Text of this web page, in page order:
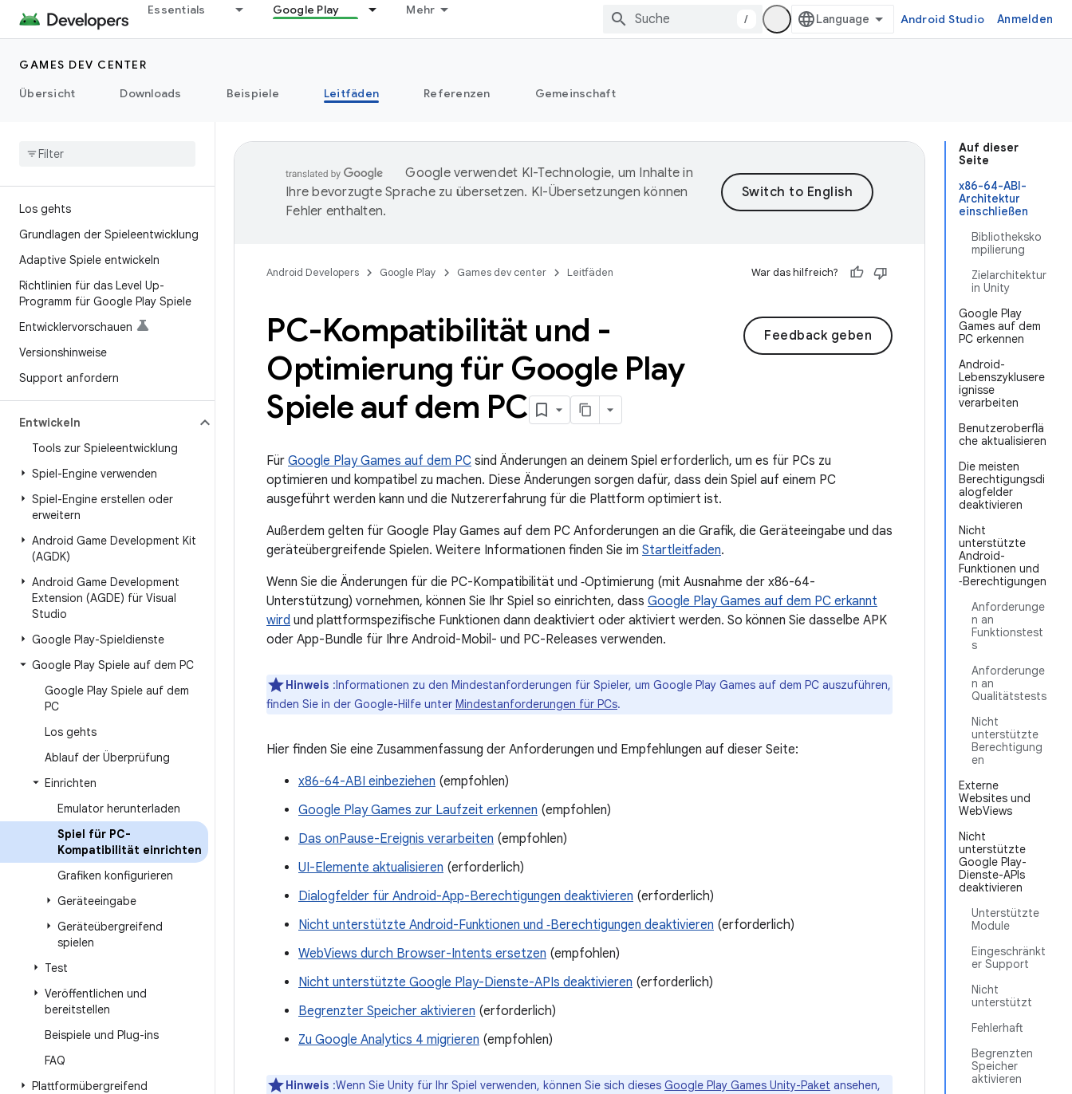
Essentials Google Play Mehr
/ Android Studio Anmelden
GAMES DEV CENTER
Übersicht
Downloads Beispiele Leitfäden Referenzen Gemeinschaft
Los gehts
Grundlagen der Spieleentwicklung
Adaptive Spiele entwickeln
Richtlinien für das Level Up-
Programm für Google Play Spiele
Entwicklervorschauen
Versionshinweise
Support anfordern
Entwickeln
Tools zur Spieleentwicklung
Spiel-Engine verwenden
Spiel-Engine erstellen oder
erweitern
Android Game Development Kit
(AGDK)
Android Game Development
Extension (AGDE) für Visual
Studio
Google Play-Spieldienste
Google Play Spiele auf dem PC
Google Play Spiele auf dem
PC
Los gehts
Ablauf der Überprüfung
Einrichten
Emulator herunterladen
Spiel für PC-
Kompatibilität einrichten
Grafiken konfigurieren
Geräteeingabe
Geräteübergreifend
spielen
Test
Veröffentlichen und
bereitstellen
Beispiele und Plug-ins
FAQ
Plattformübergreifend
Auf dieser
Seite
x86-64-ABI-
Architektur
einschließen
Bibliotheksko
mpilierung
Zielarchitektur
in Unity
Google Play
Games auf dem
PC erkennen
Android-
Lebenszyklusere
ignisse
verarbeiten
Benutzeroberflä
che aktualisieren
Die meisten
Berechtigungsdi
alogfelder
deaktivieren
Nicht
unterstützte
Android-
Funktionen und
‑Berechtigungen
Anforderunge
n an
Funktionstest
s
Anforderunge
n an
Qualitätstests
Nicht
unterstützte
Berechtigung
en
Externe
Websites und
WebViews
Nicht
unterstützte
Google Play-
Dienste-APIs
deaktivieren
Unterstützte
Module
Eingeschränkt
er Support
Nicht
unterstützt
Fehlerhaft
Begrenzten
Speicher
aktivieren
Google verwendet KI-Technologie, um Inhalte in
Ihre bevorzugte Sprache zu übersetzen. KI-Übersetzungen können
Fehler enthalten.
Android Developers Google Play Games dev center Leitfäden War das hilfreich?
Feedback geben
PC-Kompatibilität und -
Optimierung für Google Play
Spiele auf dem PC
Für Google Play Games auf dem PC sind Änderungen an deinem Spiel erforderlich, um es für PCs zu
optimieren und kompatibel zu machen. Diese Änderungen sorgen dafür, dass dein Spiel auf einem PC
ausgeführt werden kann und die Nutzererfahrung für die Plattform optimiert ist.
Außerdem gelten für Google Play Games auf dem PC Anforderungen an die Grafik, die Geräteeingabe und das
geräteübergreifende Spielen. Weitere Informationen finden Sie im Startleitfaden.
Wenn Sie die Änderungen für die PC-Kompatibilität und ‑Optimierung (mit Ausnahme der x86-64-
Unterstützung) vornehmen, können Sie Ihr Spiel so einrichten, dass Google Play Games auf dem PC erkannt
wird und plattformspezifische Funktionen dann deaktiviert oder aktiviert werden. So können Sie dasselbe APK
oder App-Bundle für Ihre Android-Mobil- und PC-Releases verwenden.
Hinweis :Informationen zu den Mindestanforderungen für Spieler, um Google Play Games auf dem PC auszuführen,
finden Sie in der Google-Hilfe unter Mindestanforderungen für PCs.
Hier finden Sie eine Zusammenfassung der Anforderungen und Empfehlungen auf dieser Seite:
x86-64-ABI einbeziehen (empfohlen)
Google Play Games zur Laufzeit erkennen (empfohlen)
Das onPause-Ereignis verarbeiten (empfohlen)
UI-Elemente aktualisieren (erforderlich)
Dialogfelder für Android-App-Berechtigungen deaktivieren (erforderlich)
Nicht unterstützte Android-Funktionen und ‑Berechtigungen deaktivieren (erforderlich)
WebViews durch Browser-Intents ersetzen (empfohlen)
Nicht unterstützte Google Play-Dienste-APIs deaktivieren (erforderlich)
Begrenzter Speicher aktivieren (erforderlich)
Zu Google Analytics 4 migrieren (empfohlen)
Hinweis :Wenn Sie Unity für Ihr Spiel verwenden, können Sie sich dieses Google Play Games Unity-Paket ansehen,